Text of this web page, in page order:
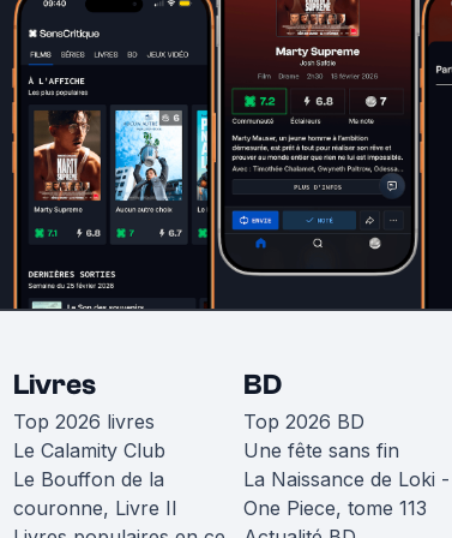
Livres
Top 2026 livres
Le Calamity Club
Le Bouffon de la
couronne, Livre II
BD
Top 2026 BD
Une fête sans fin
La Naissance de Loki -
One Piece, tome 113